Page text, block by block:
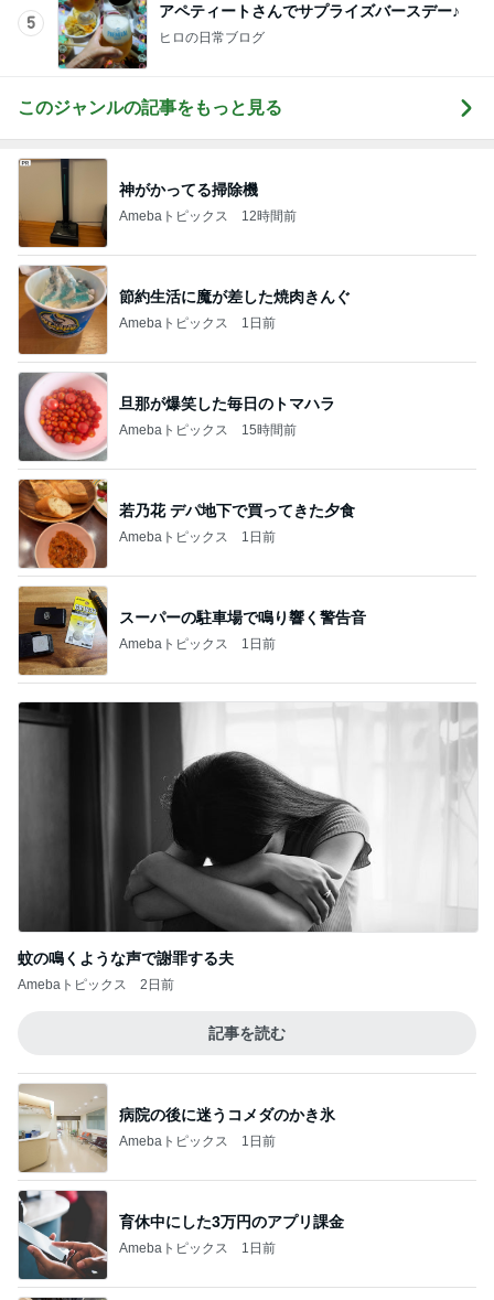
5
アペティートさんでサプライズバースデー♪
ヒロの日常ブログ
このジャンルの記事をもっと見る
神がかってる掃除機
Amebaトピックス 12時間前
節約生活に魔が差した焼肉きんぐ
Amebaトピックス 1日前
旦那が爆笑した毎日のトマハラ
Amebaトピックス 15時間前
若乃花 デパ地下で買ってきた夕食
Amebaトピックス 1日前
スーパーの駐車場で鳴り響く警告音
Amebaトピックス 1日前
蚊の鳴くような声で謝罪する夫
Amebaトピックス 2日前
記事を読む
病院の後に迷うコメダのかき氷
Amebaトピックス 1日前
育休中にした3万円のアプリ課金
Amebaトピックス 1日前